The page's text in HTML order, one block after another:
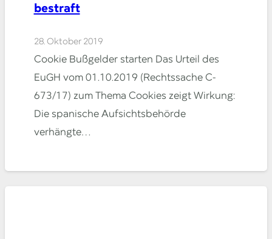
bestraft
28. Oktober 2019
Cookie Bußgelder starten Das Urteil des
EuGH vom 01.10.2019 (Rechtssache C-
673/17) zum Thema Cookies zeigt Wirkung:
Die spanische Aufsichtsbehörde
verhängte…